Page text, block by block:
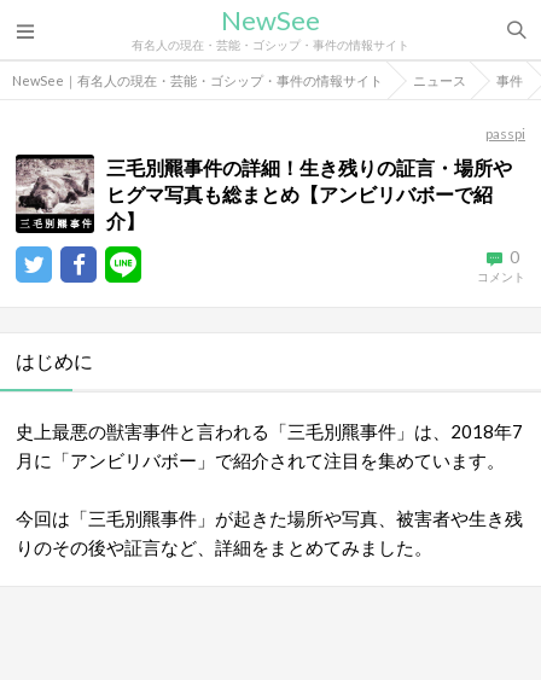
NewSee
有名人の現在・芸能・ゴシップ・事件の情報サイト
NewSee｜有名人の現在・芸能・ゴシップ・事件の情報サイト ニュース 事件
passpi
三毛別羆事件の詳細！生き残りの証言・場所や
ヒグマ写真も総まとめ【アンビリバボーで紹
介】
0
コメント
はじめに
史上最悪の獣害事件と言われる「三毛別羆事件」は、2018年7
月に「アンビリバボー」で紹介されて注目を集めています。
今回は「三毛別羆事件」が起きた場所や写真、被害者や生き残
りのその後や証言など、詳細をまとめてみました。